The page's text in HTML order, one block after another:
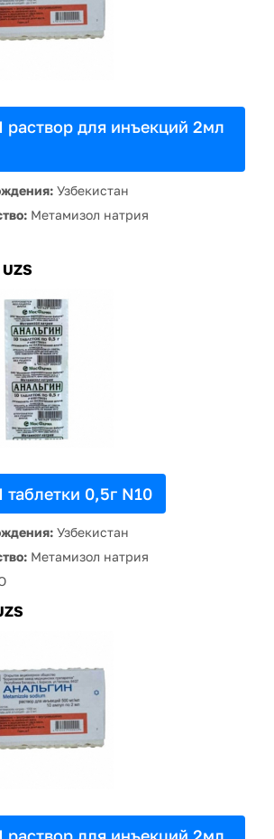
для инъекций 2мл
Узбекистан
Метамизол натрия
0,5г N10
Узбекистан
Метамизол натрия